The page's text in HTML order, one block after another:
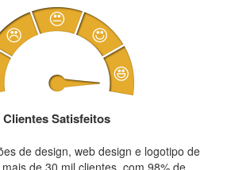
Clientes Satisfeitos
de design, web design e logotipo de